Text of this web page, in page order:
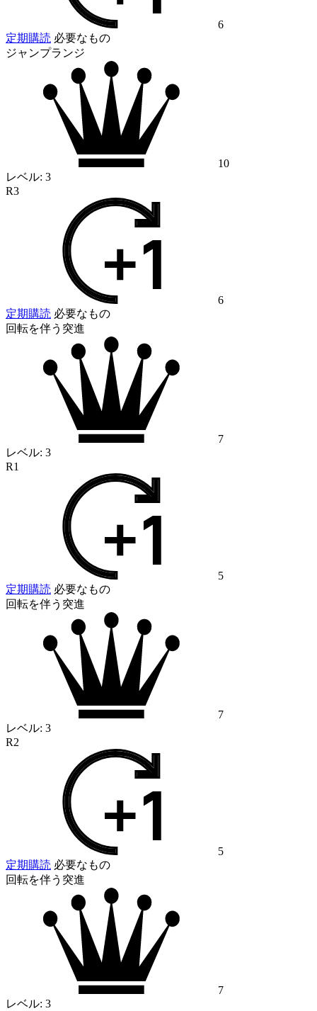
6
定期購読 必要なもの
ジャンプランジ
10
レベル: 3
R3
6
定期購読 必要なもの
回転を伴う突進
7
レベル: 3
R1
5
定期購読 必要なもの
回転を伴う突進
7
レベル: 3
R2
5
定期購読 必要なもの
回転を伴う突進
7
レベル: 3